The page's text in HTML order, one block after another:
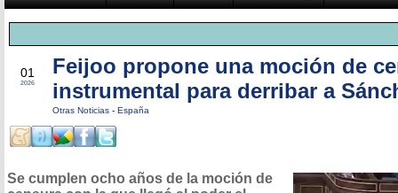
01
2026
Feijoo propone una moción de
instrumental para derribar a
Otras Noticias - España
Se cumplen ocho años de la moción de